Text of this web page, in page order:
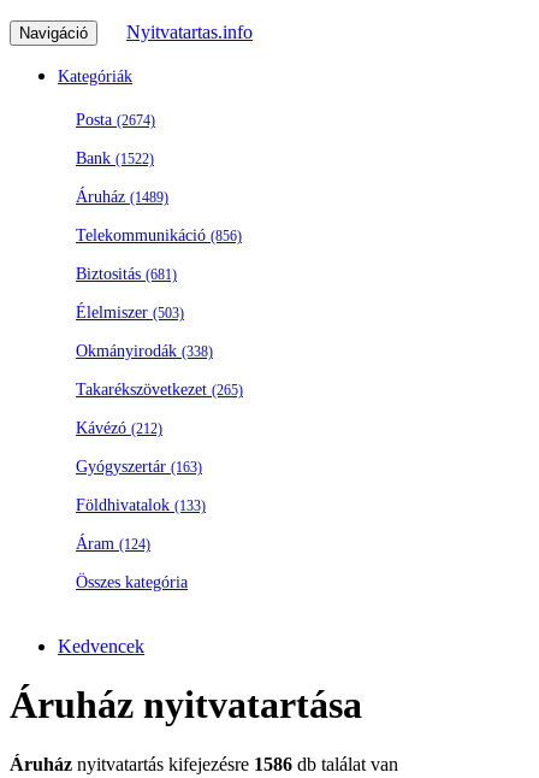
Navigáció Nyitvatartas.info
Kategóriák
Posta (2674)
Bank (1522)
Áruház (1489)
Telekommunikáció (856)
Biztositás (681)
Élelmiszer (503)
Okmányirodák (338)
Takarékszövetkezet (265)
Kávézó (212)
Gyógyszertár (163)
Földhivatalok (133)
Áram (124)
Összes kategória
Kedvencek
Áruház nyitvatartása
Áruház nyitvatartás kifejezésre 1586 db találat van